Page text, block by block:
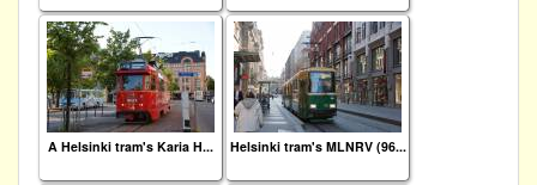
A Helsinki tram's Karia H... Helsinki tram's MLNRV (96...